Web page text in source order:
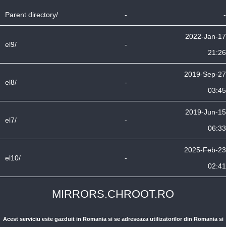
Parent directory/ - -
el9/ -
2022-Jan-17
21:26
el8/ -
2019-Sep-27
03:45
el7/ -
2019-Jun-15
06:33
el10/ -
2025-Feb-23
02:41
MIRRORS.CHROOT.RO
Acest serviciu este gazduit in Romania si se adreseaza utilizatorilor din Romania si